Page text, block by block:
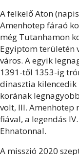
A felkelő Aton
Amenhotep fáraó
még Tutanhamon
Egyiptom területén
város. A egyik
1391-től 1353-ig
dinasztia
korának
volt, III. Amenhotep
fiával, a legendás
Ehnatonnal.
A misszió 2020